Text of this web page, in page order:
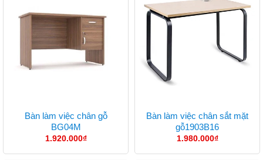
Bàn làm việc chân gỗ
BG04M
1.920.000₫
Bàn làm việc chân sắt mặt
gỗ1903B16
1.980.000₫